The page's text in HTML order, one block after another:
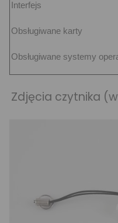
Interfejs
Obsługiwane karty
Obsługiwane systemy
Zdjęcia czytnika